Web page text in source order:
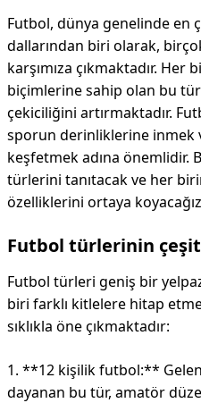
Futbol, dünya genelinde en
dallarından biri olarak,
karşımıza çıkmaktadır. Her
biçimlerine sahip olan bu
çekiciliğini artırmaktadır.
sporun derinliklerine inmek
keşfetmek adına önemlidir.
türlerini tanıtacak ve her
özelliklerini ortaya
Futbol türlerinin
Futbol türleri geniş bir
biri farklı kitlelere hitap
sıklıkla öne çıkmaktadır:
1. **12 kişilik futbol:**
dayanan bu tür, amatör